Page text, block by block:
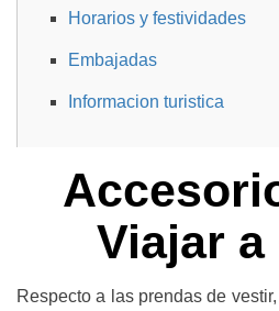
Horarios y festividades
Embajadas
Informacion turistica
Viajar a
Respecto a las prendas de